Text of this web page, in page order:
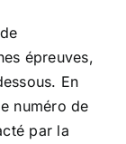
épreuves,
En
numéro de
par la